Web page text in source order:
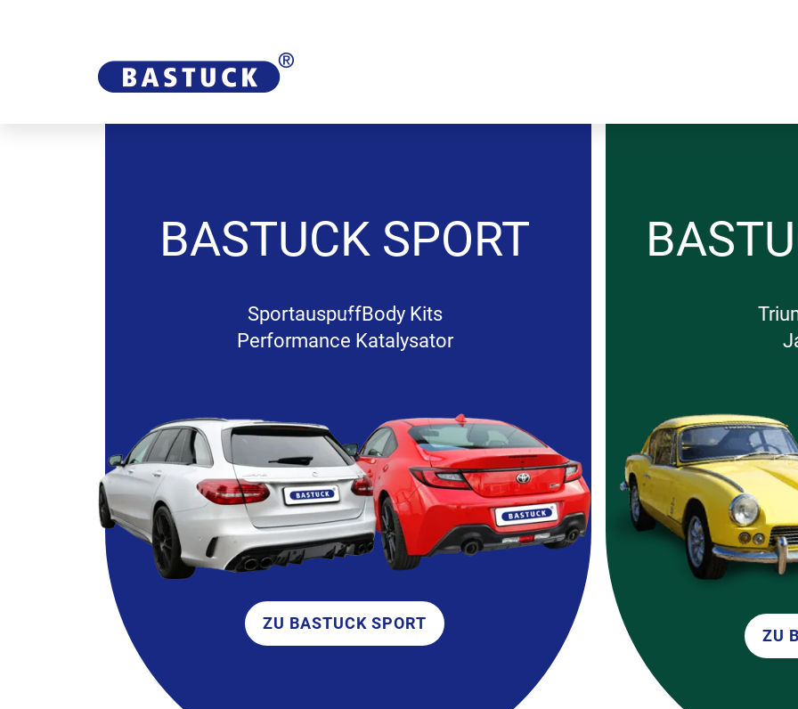
BASTUCK SPORT
SportauspuffBody Kits
Performance Katalysator
ZU BASTUCK SPORT
ZU